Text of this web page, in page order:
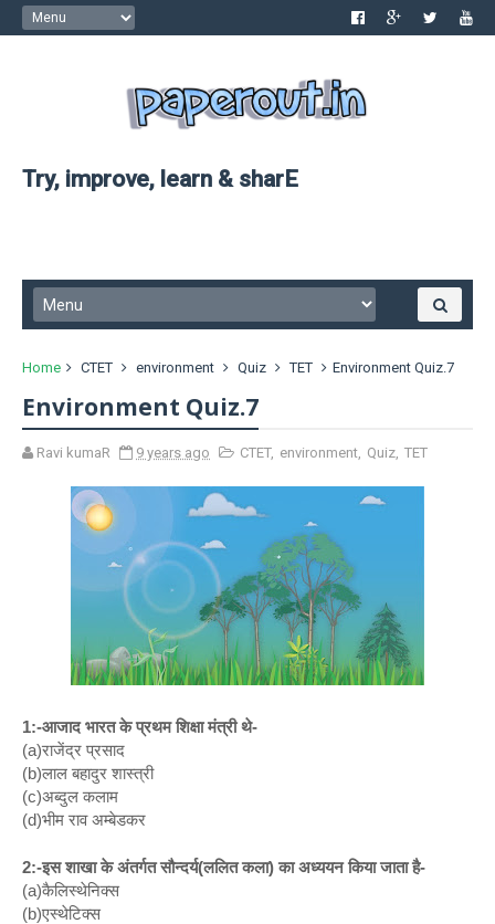
Try, improve, learn & sharE
Home CTET environment Quiz TET Environment Quiz.7
Environment Quiz.7
Ravi kumaR 9 years ago CTET, environment, Quiz, TET
1:-आजाद भारत के प्रथम शिक्षा मंत्री थे-
(a)राजेंद्र प्रसाद
(b)लाल बहादुर शास्त्री
(c)अब्दुल कलाम
(d)भीम राव अम्बेडकर
2:-इस शाखा के अंतर्गत सौन्दर्य(ललित कला) का अध्ययन किया जाता है-
(a)कैलिस्थेनिक्स
(b)एस्थेटिक्स